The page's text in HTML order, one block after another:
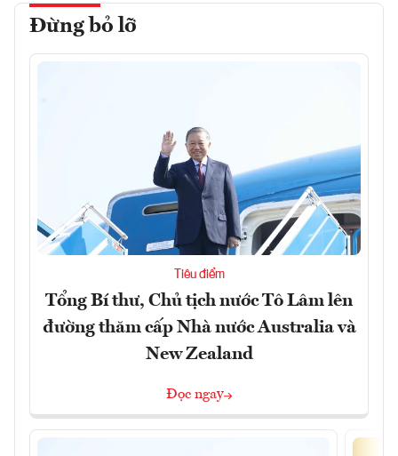
Đừng bỏ lỡ
Tiêu điểm
Tổng Bí thư, Chủ tịch nước Tô Lâm lên
đường thăm cấp Nhà nước Australia và
New Zealand
Đọc ngay